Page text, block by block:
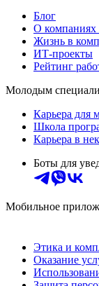
Блог
О компаниях
Жизнь в
ИТ-проекты
Рейтинг
Молодым
Карьера для
Школа
Карьера в
Боты для
Мобильное
Этика и
Оказание